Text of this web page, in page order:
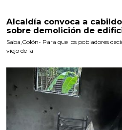
Alcaldía convoca a
sobre demolición de
Saba,Colón- Para que los pobladores
viejo de la